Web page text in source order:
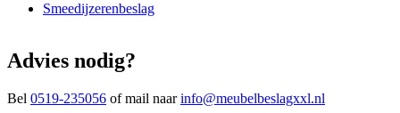
Smeedijzerenbeslag
Advies nodig?
Bel 0519-235056 of mail naarinfo@meubelbeslagxxl.nl